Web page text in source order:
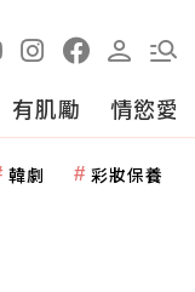
有肌勵 情慾愛
韓劇 彩妝保養